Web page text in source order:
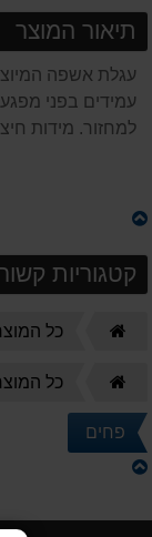
תיאור המוצר
עגלת אשפה
עמידים בפני
למחזור. מידות
קטגוריות
כל
כל
פחים